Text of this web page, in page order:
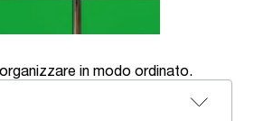
in modo ordinato.